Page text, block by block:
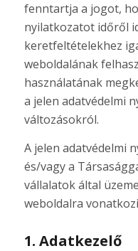
fenntartja a jogot,
nyilatkozatot időről
keretfeltételekhez
weboldalának
használatának
a jelen adatvédelmi
változásokról.
A jelen adatvédelmi
és/vagy a
vállalatok által
weboldalra
1. Adatkezelő